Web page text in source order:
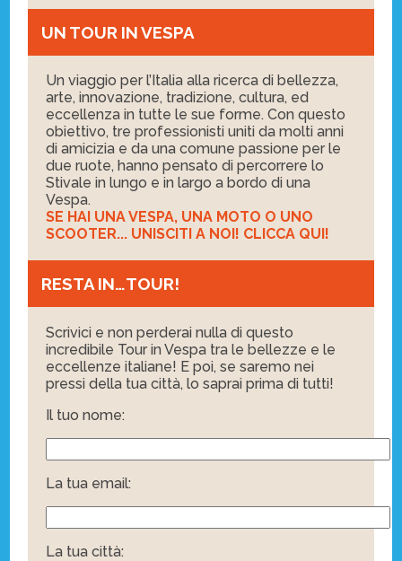
UN TOUR IN VESPA
Un viaggio per l’Italia alla ricerca di bellezza,
arte, innovazione, tradizione, cultura, ed
eccellenza in tutte le sue forme. Con questo
obiettivo, tre professionisti uniti da molti anni
di amicizia e da una comune passione per le
due ruote, hanno pensato di percorrere lo
Stivale in lungo e in largo a bordo di una
Vespa.
SE HAI UNA VESPA, UNA MOTO O UNO
SCOOTER... UNISCITI A NOI! CLICCA QUI!
RESTA IN…TOUR!
Scrivici e non perderai nulla di questo
incredibile Tour in Vespa tra le bellezze e le
eccellenze italiane! E poi, se saremo nei
pressi della tua città, lo saprai prima di tutti!
Il tuo nome:
La tua email:
La tua città: